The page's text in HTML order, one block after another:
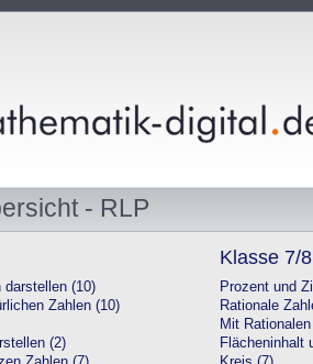
- RLP
darstellen (10)
Zahlen (10)
(2)
Klasse 7/8
Prozent und
Rationale
Mit
Flächeninhalt